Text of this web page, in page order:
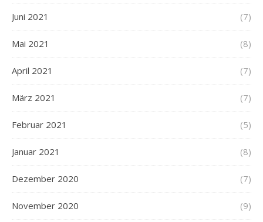
Juni 2021 (7)
Mai 2021 (8)
April 2021 (7)
März 2021 (7)
Februar 2021 (5)
Januar 2021 (8)
Dezember 2020 (7)
November 2020 (9)